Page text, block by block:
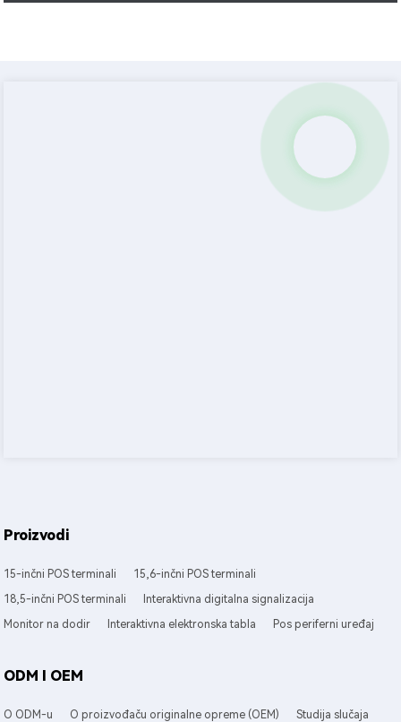
Proizvodi
15-inčni POS terminali
15,6-inčni POS terminali
18,5-inčni POS terminali
Interaktivna digitalna signalizacija
Monitor na dodir
Interaktivna elektronska tabla Pos periferni uređaj
ODM I OEM
O ODM-u O proizvođaču originalne opreme (OEM) Studija slučaja